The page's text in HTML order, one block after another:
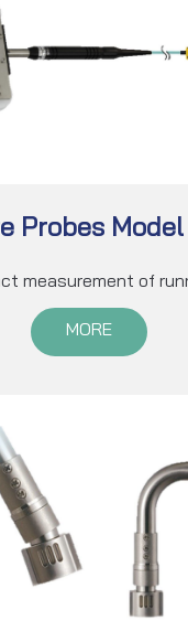
Probes
measurement of
MORE